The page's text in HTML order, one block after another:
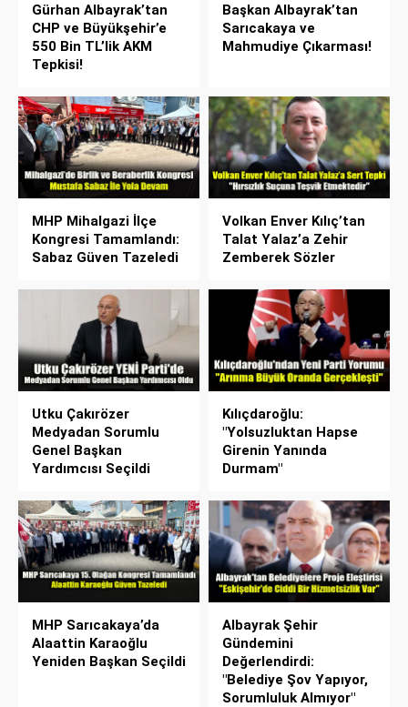
Gürhan Albayrak’tan
CHP ve Büyükşehir’e
550 Bin TL’lik AKM
Tepkisi!
Başkan Albayrak’tan
Sarıcakaya ve
Mahmudiye Çıkarması!
MHP Mihalgazi İlçe
Kongresi Tamamlandı:
Sabaz Güven Tazeledi
Volkan Enver Kılıç’tan
Talat Yalaz’a Zehir
Zemberek Sözler
Utku Çakırözer
Medyadan Sorumlu
Genel Başkan
Yardımcısı Seçildi
Kılıçdaroğlu:
"Yolsuzluktan Hapse
Girenin Yanında
Durmam"
MHP Sarıcakaya’da
Alaattin Karaoğlu
Yeniden Başkan Seçildi
Albayrak Şehir
Gündemini
Değerlendirdi:
"Belediye Şov Yapıyor,
Sorumluluk Almıyor"